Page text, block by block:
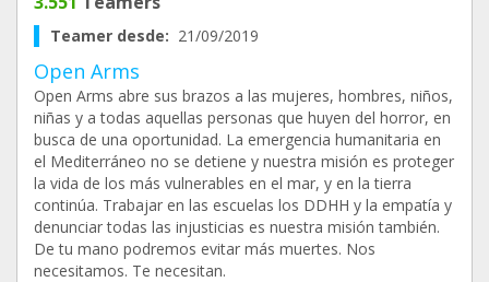
Teamer desde: 21/09/2019
Open Arms
Open Arms abre sus brazos a las mujeres, hombres, niños,
niñas y a todas aquellas personas que huyen del horror, en
busca de una oportunidad. La emergencia humanitaria en
el Mediterráneo no se detiene y nuestra misión es proteger
la vida de los más vulnerables en el mar, y en la tierra
continúa. Trabajar en las escuelas los DDHH y la empatía y
denunciar todas las injusticias es nuestra misión también.
De tu mano podremos evitar más muertes. Nos
necesitamos. Te necesitan.